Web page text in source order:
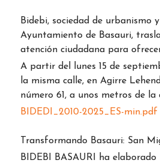
Bidebi, sociedad de urbanismo
Ayuntamiento de Basauri,
atención ciudadana para
A partir del lunes 15 de
la misma calle, en Agirre
número 61, a unos metros de
BIDEDI_2010-2025_ES-min.pdf
Transformando Basauri: San
BIDEBI BASAURI ha elaborado